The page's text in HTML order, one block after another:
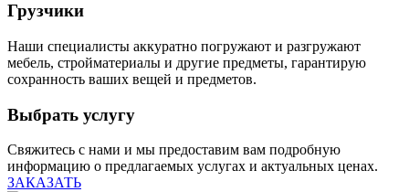
Грузчики
Наши специалисты аккуратно погружают и разгружают
мебель, стройматериалы и другие предметы, гарантирую
сохранность ваших вещей и предметов.
Выбрать услугу
Свяжитесь с нами и мы предоставим вам подробную
информацию о предлагаемых услугах и актуальных ценах.
ЗАКАЗАТЬ